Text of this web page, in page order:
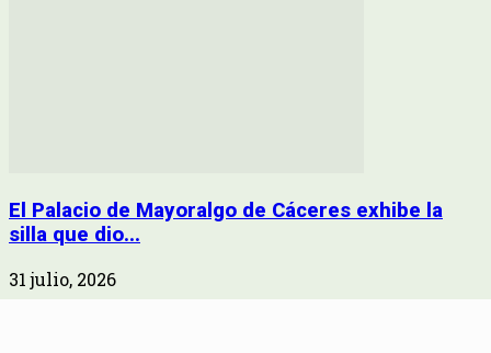
El Palacio de Mayoralgo de Cáceres exhibe la
silla que dio...
31 julio, 2026